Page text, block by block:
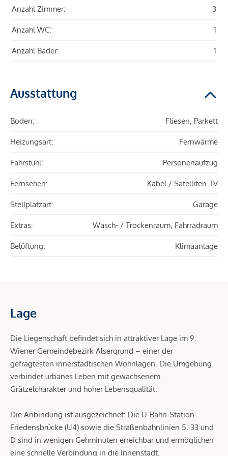
Anzahl Zimmer: 3
Anzahl WC: 1
Anzahl Bäder: 1
Ausstattung
Boden: Fliesen, Parkett
Heizungsart: Fernwärme
Fahrstuhl: Personenaufzug
Fernsehen: Kabel / Satelliten-TV
Stellplatzart: Garage
Extras: Wasch- / Trockenraum, Fahrradraum
Belüftung: Klimaanlage
Lage
Die Liegenschaft befindet sich in attraktiver Lage im 9.
Wiener Gemeindebezirk Alsergrund – einer der
gefragtesten innerstädtischen Wohnlagen. Die Umgebung
verbindet urbanes Leben mit gewachsenem
Grätzelcharakter und hoher Lebensqualität.
Die Anbindung ist ausgezeichnet: Die U-Bahn-Station
Friedensbrücke (U4) sowie die Straßenbahnlinien 5, 33 und
D sind in wenigen Gehminuten erreichbar und ermöglichen
eine schnelle Verbindung in die Innenstadt.